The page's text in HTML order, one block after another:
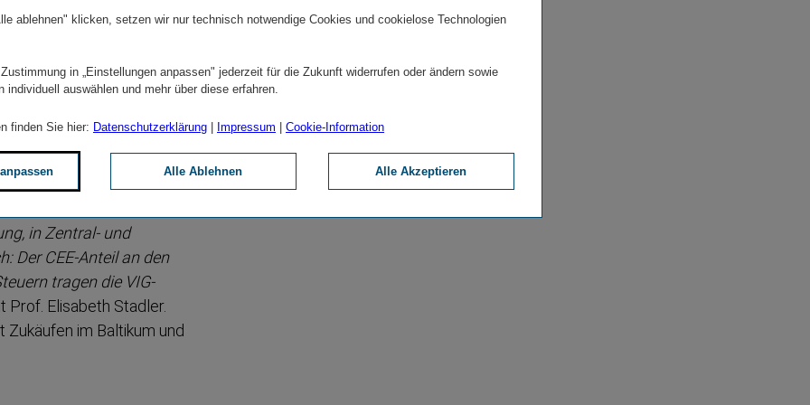
Prämien von
Kranken­ver­si­che­rungs­
weiter auf Erfolgs­
Geschäftsjahr an ihrer
Region im Vergleich zu
in Zentral- und
Der CEE-Anteil an den
tragen die VIG-
Prof. Elisabeth Stadler.
Zukäufen im Baltikum und
ablehnen" klicken, setzen wir nur technisch notwendige Cookies und cookielose Technologien
in „Einstellungen anpassen" jederzeit für die Zukunft widerrufen oder ändern sowie
individuell auswählen und mehr über diese erfahren.
finden Sie hier: Datenschutzerklärung | Impressum | Cookie-Information
Alle Ablehnen Alle Akzeptieren